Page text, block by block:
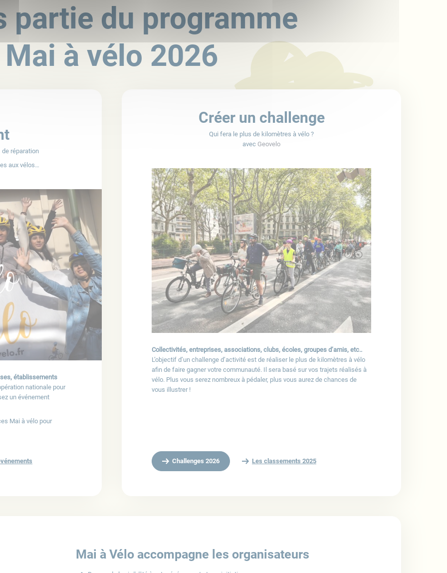
partie du programme
Mai à vélo 2026
de réparation
aux vélos…
établissements
nationale pour
un événement
Mai à vélo pour
Créer un challenge
Qui fera le plus de kilomètres à vélo ?
avec Geovelo
Collectivités, entreprises, associations, clubs, écoles, groupes d’amis, etc..
L’objectif d’un challenge d’activité est de réaliser le plus de kilomètres à vélo
afin de faire gagner votre communauté. Il sera basé sur vos trajets réalisés à
vélo. Plus vous serez nombreux à pédaler, plus vous aurez de chances de
vous illustrer !
Challenges 2026 Les classements 2025
Mai à Vélo accompagne les organisateurs